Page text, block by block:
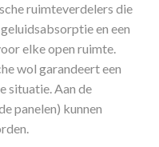
ruimteverdelers die
en een
elke open ruimte.
wol garandeert een
situatie. Aan de
panelen) kunnen